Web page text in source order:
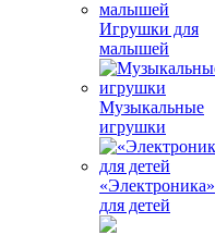
Игрушки для
малышей
Музыкальные
игрушки
«Электроника»
для детей